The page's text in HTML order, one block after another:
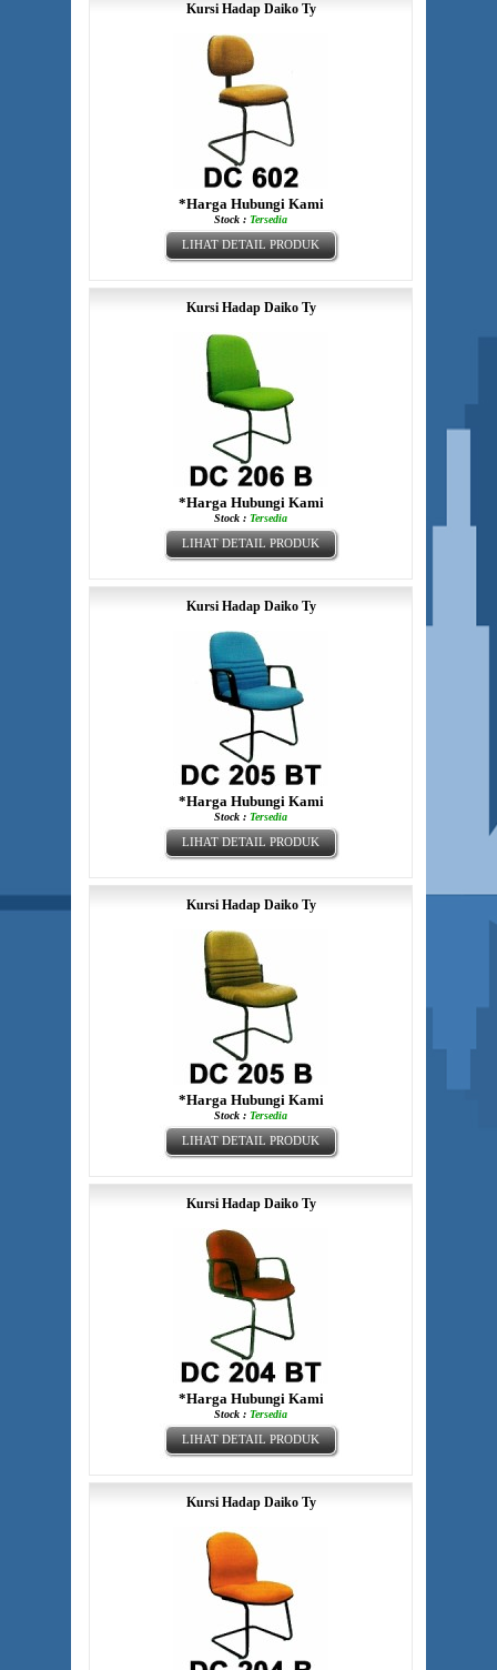
Kursi Hadap Daiko Ty
*Harga Hubungi Kami
Stock : Tersedia
LIHAT DETAIL PRODUK
Kursi Hadap Daiko Ty
*Harga Hubungi Kami
Stock : Tersedia
LIHAT DETAIL PRODUK
Kursi Hadap Daiko Ty
*Harga Hubungi Kami
Stock : Tersedia
LIHAT DETAIL PRODUK
Kursi Hadap Daiko Ty
*Harga Hubungi Kami
Stock : Tersedia
LIHAT DETAIL PRODUK
Kursi Hadap Daiko Ty
*Harga Hubungi Kami
Stock : Tersedia
LIHAT DETAIL PRODUK
Kursi Hadap Daiko Ty